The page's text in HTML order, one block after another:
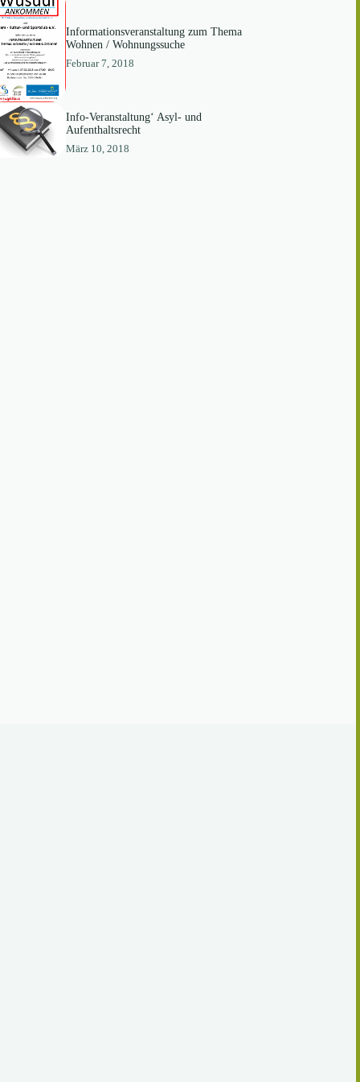
Informationsveranstaltung zum Thema
Wohnen / Wohnungssuche
Februar 7, 2018
Info-Veranstaltung‘ Asyl- und
Aufenthaltsrecht
März 10, 2018